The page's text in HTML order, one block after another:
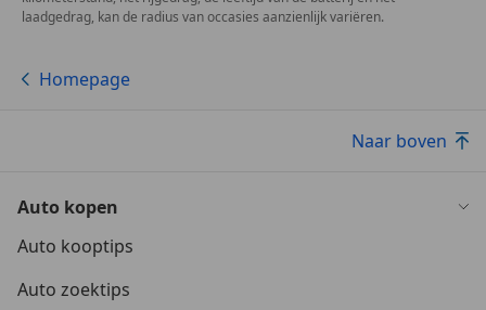
laadgedrag, kan de radius van occasies aanzienlijk variëren.
Homepage
Naar boven
Auto kopen
Auto kooptips
Auto zoektips